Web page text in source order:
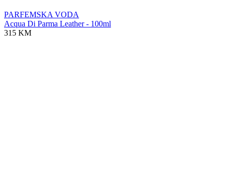
PARFEMSKA VODA
Acqua Di Parma Leather - 100ml
315 KM